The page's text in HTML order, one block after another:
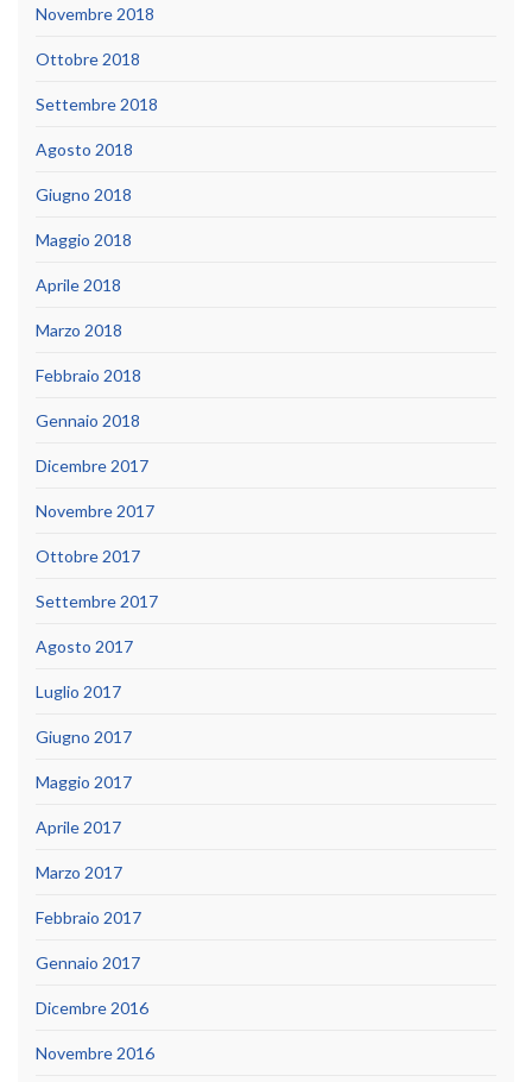
Novembre 2018
Ottobre 2018
Settembre 2018
Agosto 2018
Giugno 2018
Maggio 2018
Aprile 2018
Marzo 2018
Febbraio 2018
Gennaio 2018
Dicembre 2017
Novembre 2017
Ottobre 2017
Settembre 2017
Agosto 2017
Luglio 2017
Giugno 2017
Maggio 2017
Aprile 2017
Marzo 2017
Febbraio 2017
Gennaio 2017
Dicembre 2016
Novembre 2016